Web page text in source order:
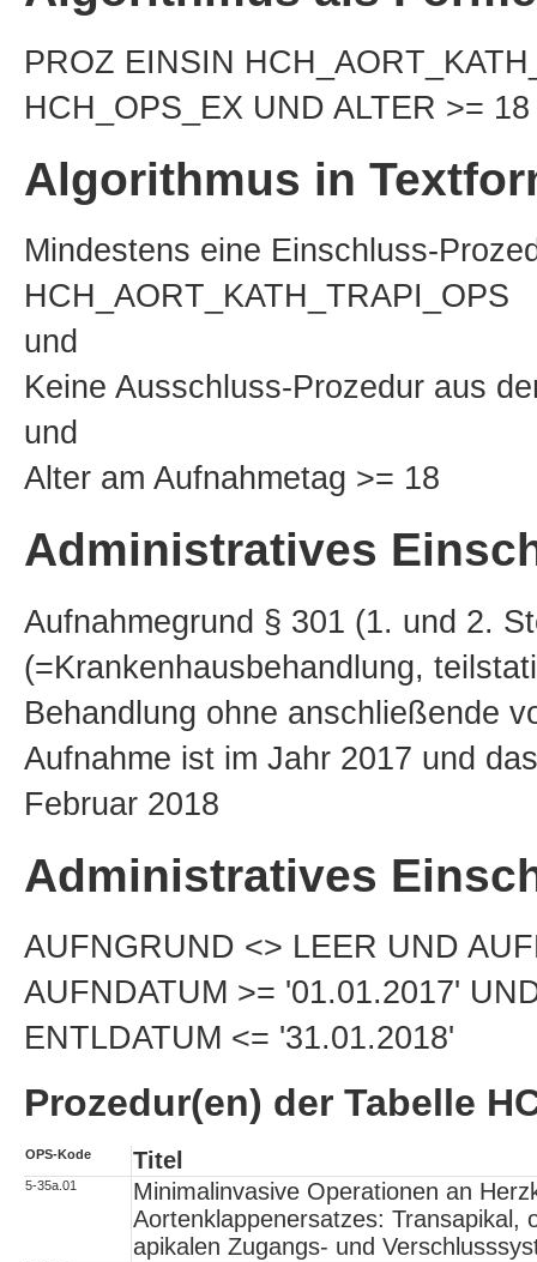
PROZ EINSIN
HCH_OPS_EX UND ALTER >= 18
Algorithmus in
Mindestens eine Einschluss-
HCH_AORT_KATH_TRAPI_OPS
und
Keine Ausschluss-Prozedur aus
und
Alter am Aufnahmetag >= 18
Administratives
Aufnahmegrund § 301 (1. und 2.
(=Krankenhausbehandlung,
Behandlung ohne anschließende
Aufnahme ist im Jahr 2017 und
Februar 2018
Administratives
AUFNGRUND <> LEER UND
AUFNDATUM >= '01.01.2017'
ENTLDATUM <= '31.01.2018'
Prozedur(en) der Tabelle
OPS-Kode Titel
5-35a.01
Minimalinvasive Operationen an
Aortenklappenersatzes: Transapikal,
apikalen Zugangs- und